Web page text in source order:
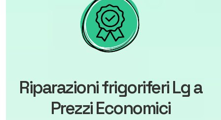
Riparazioni frigoriferi Lg a
Prezzi Economici